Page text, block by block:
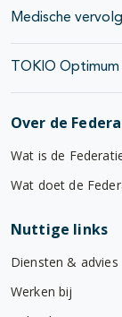
Medische
TOKIO
Over de
Wat is de
Wat doet de
Nuttige links
Diensten & advies
Werken bij